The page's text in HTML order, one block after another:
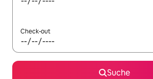
Check-out
Suche